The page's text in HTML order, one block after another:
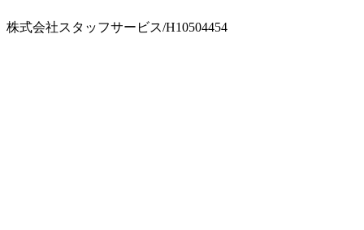
株式会社スタッフサービス/H10504454